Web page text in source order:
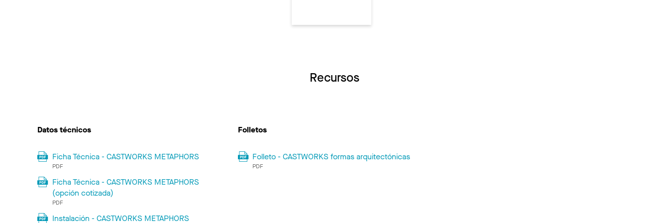
Recursos
Datos técnicos
Ficha Técnica - CASTWORKS METAPHORS
PDF
Ficha Técnica - CASTWORKS METAPHORS
(opción cotizada)
PDF
Instalación - CASTWORKS METAPHORS
Folletos
Folleto - CASTWORKS formas arquitectónicas
PDF